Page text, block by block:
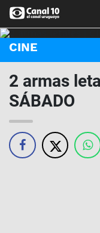
CINE
2 armas
SÁBADO